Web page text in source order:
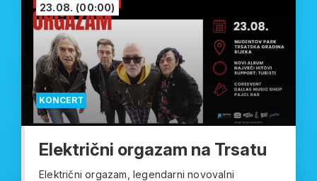
KONCERT
23.08. (00:00)
Električni orgazam na Trsatu
Električni orgazam, legendarni novovalni